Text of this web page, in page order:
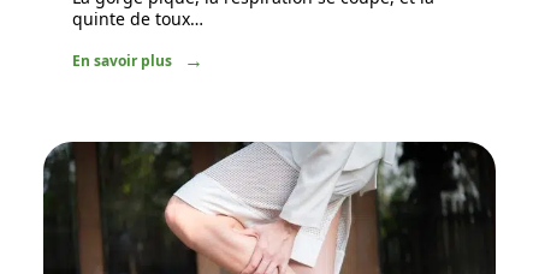
quinte de toux…
En savoir plus